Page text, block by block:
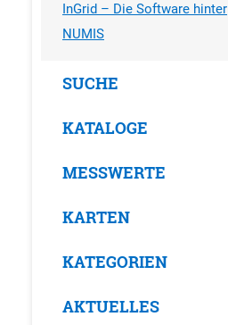
InGrid – Die Software hinter
NUMIS
SUCHE
KATALOGE
MESSWERTE
KARTEN
KATEGORIEN
AKTUELLES